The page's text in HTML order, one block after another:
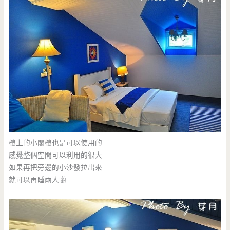
樓上的小閣樓也是可以使用的
感覺整個空間可以利用的很大
如果再把旁邊的小沙發拉出來
就可以再睡兩人喲